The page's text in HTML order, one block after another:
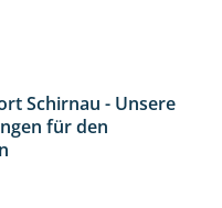
Schirnau - Unsere
für den